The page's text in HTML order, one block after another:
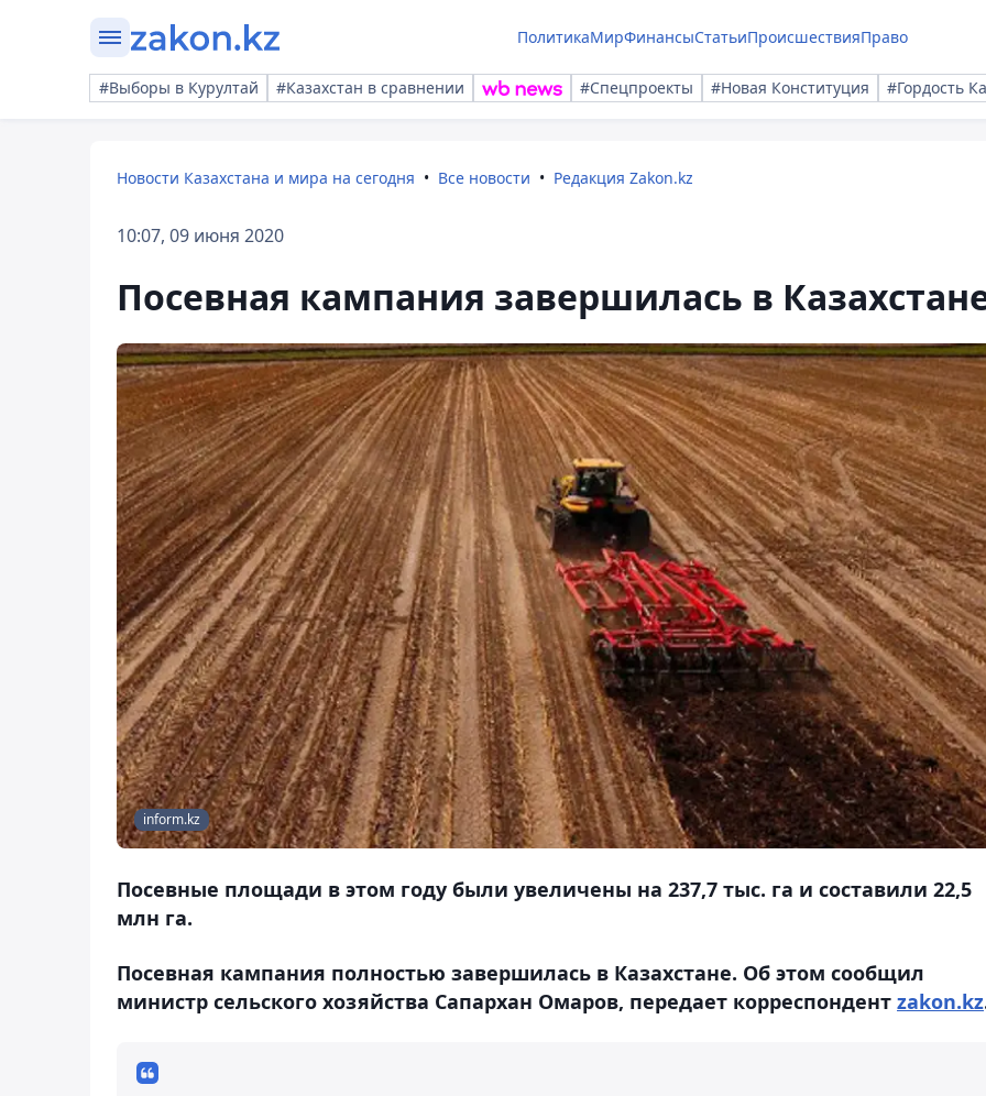
ПолитикаМирФинансыСтатьиПроисшествияПраво
#Выборы в Курултай #Казахстан в сравнении #Спецпроекты #Новая Конституция #Гордость
Новости Казахстана и мира на сегодня Все новости Редакция Zakon.kz
10:07, 09 июня 2020
Посевная кампания завершилась в
inform.kz
Посевные площади в этом году были увеличены на 237,7 тыс. га и составили 22,5
млн га.
Посевная кампания полностью завершилась в Казахстане. Об этом сообщил
министр сельского хозяйства Сапархан Омаров, передает корреспондент zakon.kz